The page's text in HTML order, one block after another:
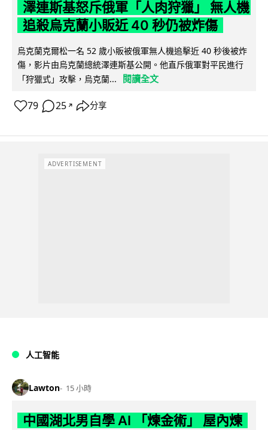
澤連斯基怒斥俄軍「人肉狩獵」 無人機
追殺烏克蘭小販近 40 秒仍被炸傷
烏克蘭克爾松一名 52 歲小販被俄軍無人機追擊近 40 秒後被炸
傷，影片由烏克蘭總統澤連斯基公開。他直斥俄軍對平民進行
「狩獵式」攻擊，烏克蘭...
閱讀全文
79 25 ↗ 分享
ADVERTISEMENT
人工智能
Lawton 15 小時
中國湖北男自學 AI 「煉金術」 屋內煉